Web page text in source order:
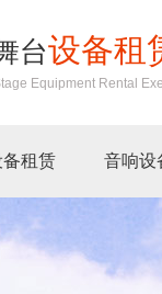
台设备租
Equipment Rental
租赁 音响设